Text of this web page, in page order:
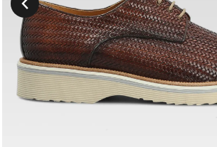
Précedent